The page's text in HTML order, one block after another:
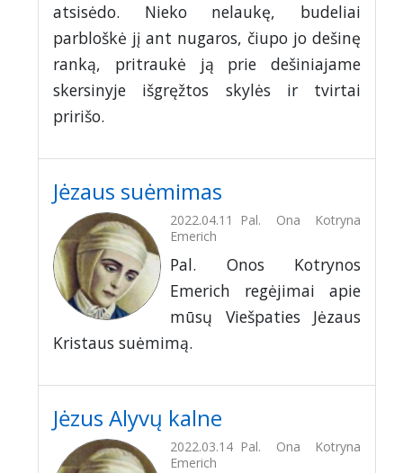
atsisėdo. Nieko nelaukę, budeliai
parbloškė jį ant nugaros, čiupo jo dešinę
ranką, pritraukė ją prie dešiniajame
skersinyje išgręžtos skylės ir tvirtai
pririšo.
Jėzaus suėmimas
2022.04.11
Pal. Ona Kotryna
Emerich
Pal. Onos Kotrynos
Emerich regėjimai apie
mūsų Viešpaties Jėzaus
Kristaus suėmimą.
Jėzus Alyvų kalne
2022.03.14 Pal. Ona Kotryna
Emerich